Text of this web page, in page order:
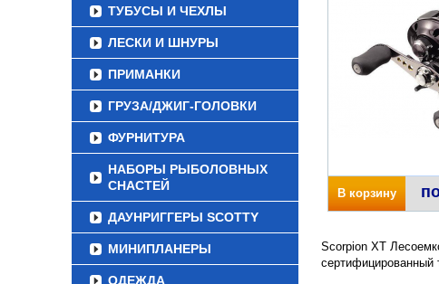
ТУБУСЫ И ЧЕХЛЫ
ЛЕСКИ И ШНУРЫ
ПРИМАНКИ
ГРУЗА/ДЖИГ-ГОЛОВКИ
ФУРНИТУРА
НАБОРЫ РЫБОЛОВНЫХ
СНАСТЕЙ
ДАУНРИГГЕРЫ SCOTTY
МИНИПЛАНЕРЫ
ОДЕЖДА
В корзину
Scorpion XT
сертифицированный